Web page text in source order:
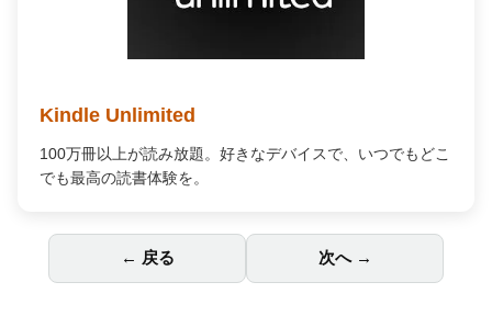
Audible オーディオブック
プロの朗読で「聴く」読書。通勤中や家事の合間が、あな
ただけの贅沢な読書時間に変わります。
← 戻る 次へ →